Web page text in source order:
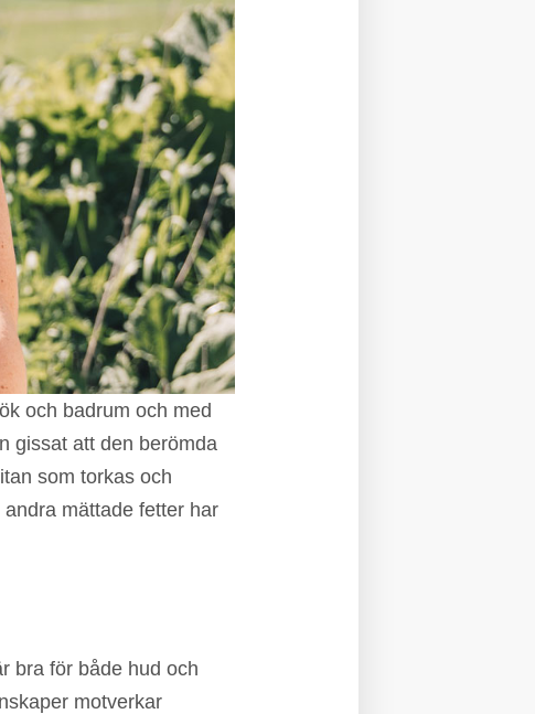
och badrum och med
gissat att den berömda
som torkas och
mättade fetter har
bra för både hud och
motverkar